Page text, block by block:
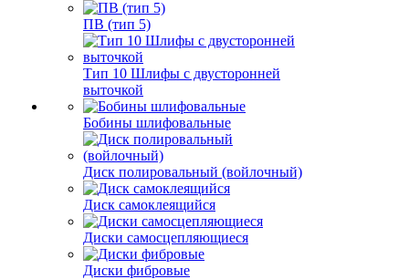
ПВ (тип 5)
Тип 10 Шлифы с двусторонней
выточкой
Бобины шлифовальные
Диск полировальный (войлочный)
Диск самоклеящийся
Диски самосцепляющиеся
Диски фибровые